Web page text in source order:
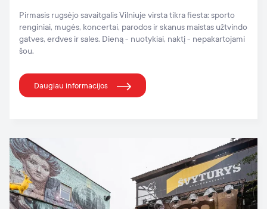
Pirmasis rugsėjo savaitgalis Vilniuje virsta tikra fiesta: sporto
renginiai, mugės, koncertai, parodos ir skanus maistas užtvindo
gatves, erdves ir sales. Dieną - nuotykiai, naktį - nepakartojami
šou.
Daugiau informacijos